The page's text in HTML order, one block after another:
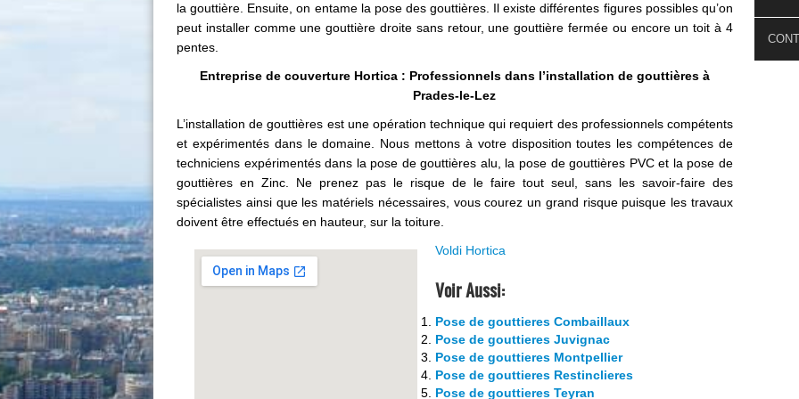
la gouttière. Ensuite, on entame la pose des gouttières. Il existe différentes figures possibles qu’on
peut installer comme une gouttière droite sans retour, une gouttière fermée ou encore un toit à 4
pentes.
Entreprise de couverture Hortica : Professionnels dans l’installation de gouttières à
Prades-le-Lez
L’installation de gouttières est une opération technique qui requiert des professionnels compétents
et expérimentés dans le domaine. Nous mettons à votre disposition toutes les compétences de
techniciens expérimentés dans la pose de gouttières alu, la pose de gouttières PVC et la pose de
gouttières en Zinc. Ne prenez pas le risque de le faire tout seul, sans les savoir-faire des
spécialistes ainsi que les matériels nécessaires, vous courez un grand risque puisque les travaux
doivent être effectués en hauteur, sur la toiture.
Voldi Hortica
Voir Aussi:
Pose de gouttieres Combaillaux
Pose de gouttieres Juvignac
Pose de gouttieres Montpellier
Pose de gouttieres Restinclieres
Pose de gouttieres Teyran